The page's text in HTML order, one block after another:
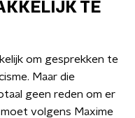
TE
om gesprekken te
Maar die
geen reden om er
volgens Maxime